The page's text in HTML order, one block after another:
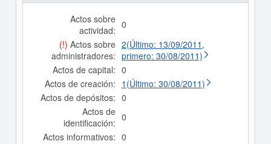
Actos sobre
actividad: 0
(!) Actos sobre
administradores:
2(Último: 13/09/2011,
primero: 30/08/2011)
Actos de capital: 0
Actos de creación: 1(Último: 30/08/2011)
Actos de depósitos: 0
Actos de
identificación: 0
Actos informativos: 0